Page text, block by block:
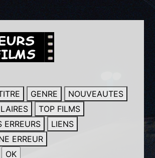
GENRE
NOUVEAUTES
TOP FILMS
ERREURS
LIENS
ERREUR